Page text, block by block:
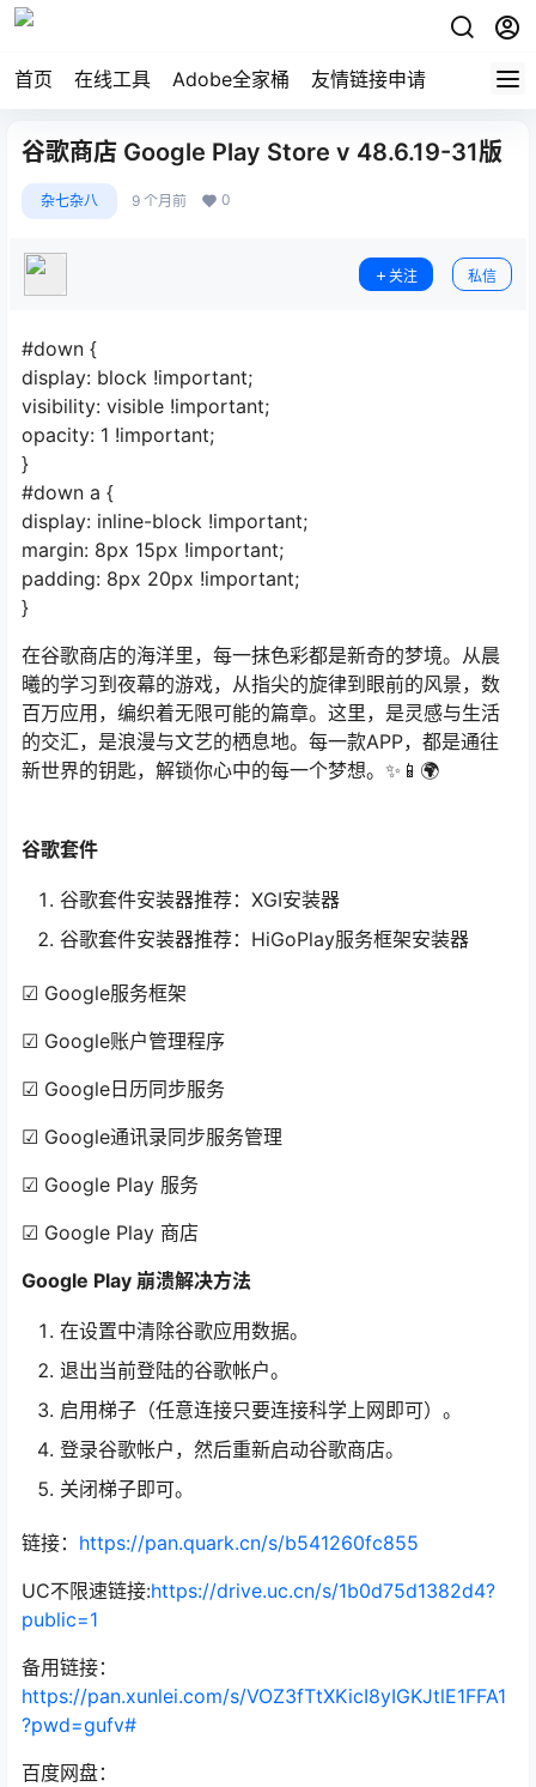
首页 在线工具 Adobe全家桶 友情链接申请
谷歌商店 Google Play Store v 48.6.19-31版
杂七杂八 9 个月前 0
关注 私信
#down {
display: block !important;
visibility: visible !important;
opacity: 1 !important;
}
#down a {
display: inline-block !important;
margin: 8px 15px !important;
padding: 8px 20px !important;
}
在谷歌商店的海洋里，每一抹色彩都是新奇的梦境。从晨
曦的学习到夜幕的游戏，从指尖的旋律到眼前的风景，数
百万应用，编织着无限可能的篇章。这里，是灵感与生活
的交汇，是浪漫与文艺的栖息地。每一款APP，都是通往
新世界的钥匙，解锁你心中的每一个梦想。✨📱🌍
谷歌套件
谷歌套件安装器推荐：XGI安装器
谷歌套件安装器推荐：HiGoPlay服务框架安装器
☑ Google服务框架
☑ Google账户管理程序
☑ Google日历同步服务
☑ Google通讯录同步服务管理
☑ Google Play 服务
☑ Google Play 商店
Google Play 崩溃解决方法
在设置中清除谷歌应用数据。
退出当前登陆的谷歌帐户。
启用梯子（任意连接只要连接科学上网即可）。
登录谷歌帐户，然后重新启动谷歌商店。
关闭梯子即可。
链接： https://pan.quark.cn/s/b541260fc855
UC不限速链接:https://drive.uc.cn/s/1b0d75d1382d4?
public=1
备用链接：
https://pan.xunlei.com/s/VOZ3fTtXKicI8yIGKJtlE1FFA1
?pwd=gufv#
百度网盘：